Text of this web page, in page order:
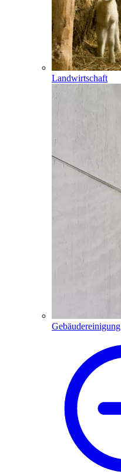
Landwirtschaft
Gebäudereinigung